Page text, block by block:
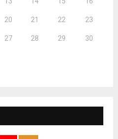
20 21 22 23
27 28 29 30